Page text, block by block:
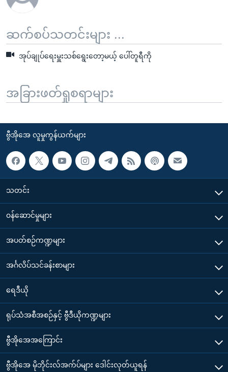
ဆက်စပ်သတင်းများ ...
အုပ်ချုပ်ရေးမှူးသစ်ရွေးတော့မယ့် ပေါ်တူရီကို
အခြားဖတ်ရှုစရာများ
ဗွီအိုအေ လူမှုကွန်ယက်များ
သတင်း
၀န်ဆောင်မှုများ
အပတ်စဉ်ကဏ္ဍများ
အင်္ဂလိပ်သင်ခန်းစာများ
ရေဒီယို
ရုပ်သံအစီအစဉ်နှင့် ဗွီဒီယိုကဏ္ဍများ
ဗွီအိုအေအကြောင်း
ဗွီအိုအေ မိုဘိုင်းလ်အက်ပ်များ ဒေါင်းလုတ်ယူရန်